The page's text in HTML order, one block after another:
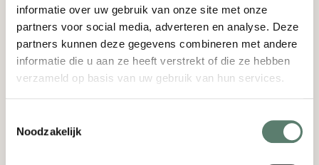
informatie over uw gebruik van onze site met onze
partners voor social media, adverteren en analyse. Deze
partners kunnen deze gegevens combineren met andere
informatie die u aan ze heeft verstrekt of die ze hebben
verzameld op basis van uw gebruik van hun services.
Noodzakelijk
Kasteel Bijstervelt is een prachtig kasteel dat
verscholen ligt in Oirschot en kent een rijke
historie. De geschiedenis van het landgoed gaat
op de plaats van het huidige landgoed
landgoed in het najaar van 2018 een grondige